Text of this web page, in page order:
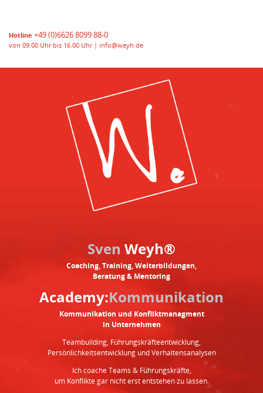
Hotline +49 (0)6626 8099 88-0
von 09.00 Uhr bis 16.00 Uhr | info@weyh.de
Sven Weyh®
Coaching, Training, Weiterbildungen,
Beratung & Mentoring
Academy:Kommunikation
Kommunikation und Konfliktmanagment
in Unternehmen
Teambuilding, Führungskräfteentwicklung,
Persönlichkeitsentwicklung und Verhaltensanalysen
Ich coache Teams & Führungskräfte,
um Konflikte gar nicht erst entstehen zu lassen.